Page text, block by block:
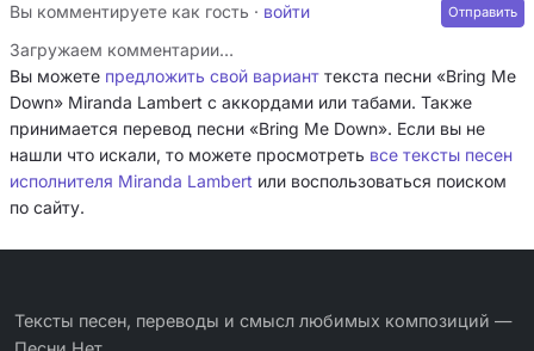
Вы комментируете как гость · войти
Загружаем комментарии…
Вы можете предложить свой вариант текста песни «Bring Me
Down» Miranda Lambert с аккордами или табами. Также
принимается перевод песни «Bring Me Down». Если вы не
нашли что искали, то можете просмотреть все тексты песен
исполнителя Miranda Lambert или воспользоваться поиском
по сайту.
Тексты песен, переводы и смысл любимых композиций —